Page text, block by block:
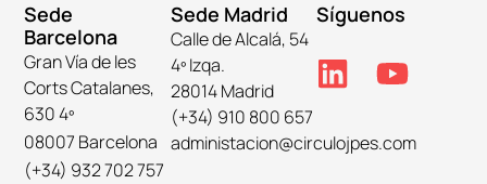
Sede
Barcelona
Gran Vía de les
Corts Catalanes,
630 4º
08007 Barcelona
(+34) 932 702 757
Sede Madrid
Calle de Alcalá, 54
4º Izqa.
28014 Madrid
(+34) 910 800 657
administacion@circulojpes.com
Síguenos